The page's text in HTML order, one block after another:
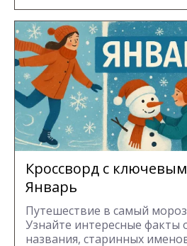
Кроссворд с
Январь
Путешествие в самый
Узнайте интересные факты
названия, старинных